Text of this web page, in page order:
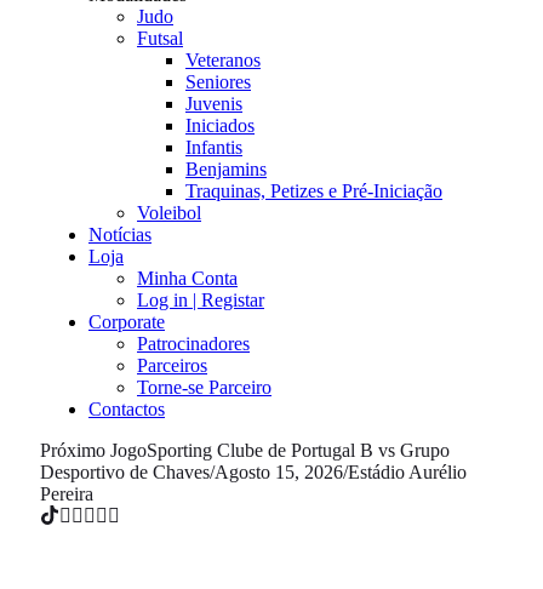
Judo
Futsal
Veteranos
Seniores
Juvenis
Iniciados
Infantis
Benjamins
Traquinas, Petizes e Pré-Iniciação
Voleibol
Notícias
Loja
Minha Conta
Log in | Registar
Corporate
Patrocinadores
Parceiros
Torne-se Parceiro
Contactos
Próximo JogoSporting Clube de Portugal B vs Grupo
Desportivo de Chaves/Agosto 15, 2026/Estádio Aurélio
Pereira